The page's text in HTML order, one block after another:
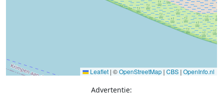
Leaflet | ©OpenStreetMap | CBS | OpenInfo.nl
Advertentie: